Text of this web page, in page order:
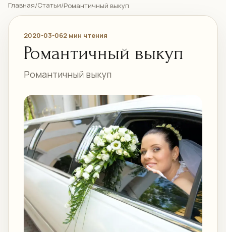
Главная/Статьи/Романтичный выкуп
2020-03-062 мин чтения
Романтичный выкуп
Романтичный выкуп